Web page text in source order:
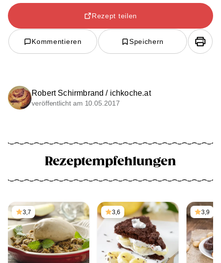
Rezept teilen
Kommentieren Speichern
Robert Schirmbrand / ichkoche.at
veröffentlicht am 10.05.2017
Rezeptempfehlungen
3,7 3,6 3,9